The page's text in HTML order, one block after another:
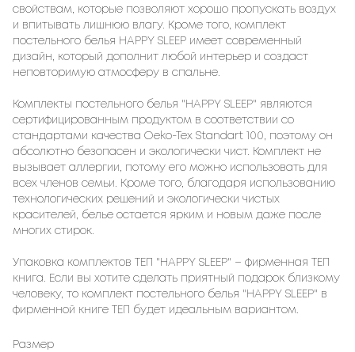
свойствам, которые позволяют хорошо пропускать воздух
и впитывать лишнюю влагу. Кроме того, комплект
постельного белья HAPPY SLEEP имеет современный
дизайн, который дополнит любой интерьер и создаст
неповторимую атмосферу в спальне.
Комплекты постельного белья "HAPPY SLEEP" являются
сертифицированным продуктом в соответствии со
стандартами качества Oeko-Tex Standart 100, поэтому он
абсолютно безопасен и экологически чист. Комплект не
вызывает аллергии, потому его можно использовать для
всех членов семьи. Кроме того, благодаря использованию
технологических решений и экологически чистых
красителей, белье остается ярким и новым даже после
многих стирок.
Упаковка комплектов ТЕП "HAPPY SLEEP" – фирменная ТЕП
книга. Если вы хотите сделать приятный подарок близкому
человеку, то комплект постельного белья "HAPPY SLEEP" в
фирменной книге ТЕП будет идеальным вариантом.
Размер